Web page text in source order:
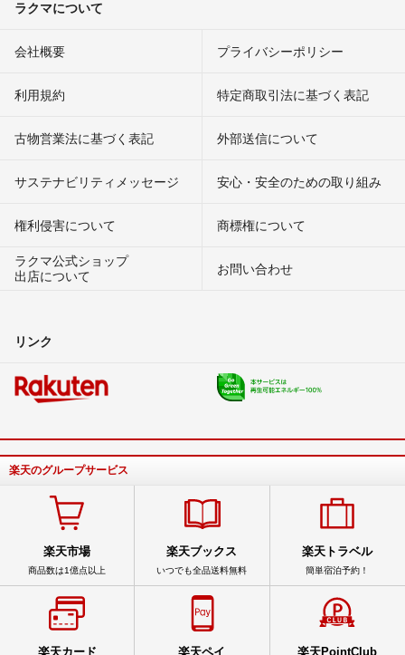
ラクマについて
会社概要 プライバシーポリシー
利用規約 特定商取引法に基づく表記
古物営業法に基づく表記 外部送信について
サステナビリティメッセージ 安心・安全のための取り組み
権利侵害について
商標権について
ラクマ公式ショップ
出店について
お問い合わせ
リンク
楽天のグループサービス
楽天市場
商品数は1億点以上
楽天ブックス
いつでも全品送料無料
楽天トラベル
簡単宿泊予約！
楽天カード 楽天ペイ 楽天PointClub